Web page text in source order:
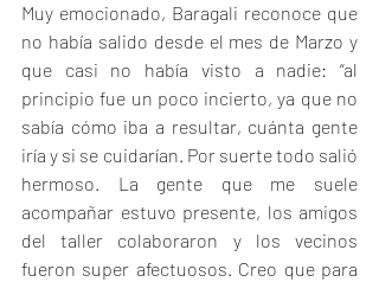
Muy emocionado, Baragali reconoce que
no había salido desde el mes de Marzo y
que casi no había visto a nadie: “al
principio fue un poco incierto, ya que no
sabía cómo iba a resultar, cuánta gente
iría y si se cuidarían. Por suerte todo salió
hermoso. La gente que me suele
acompañar estuvo presente, los amigos
del taller colaboraron y los vecinos
fueron super afectuosos. Creo que para